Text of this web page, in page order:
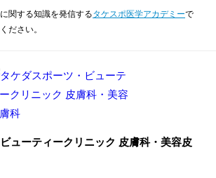
関する知識を発信するタケスポ医学アカデミーで
ださい。
ューティークリニック 皮膚科・美容皮